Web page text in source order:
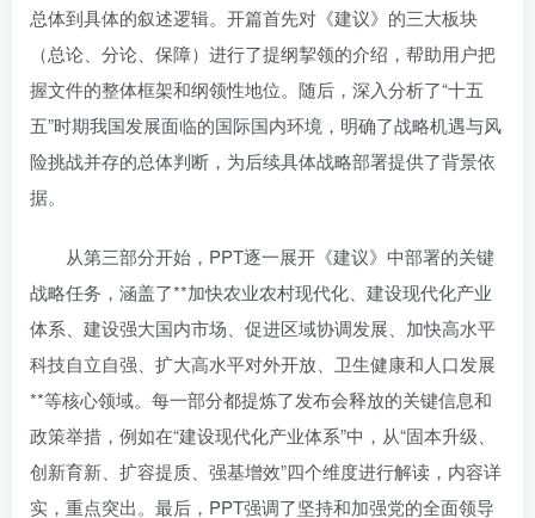
总体到具体的叙述逻辑。开篇首先对《建议》的三大板块
（总论、分论、保障）进行了提纲挈领的介绍，帮助用户把
握文件的整体框架和纲领性地位。随后，深入分析了“十五
五”时期我国发展面临的国际国内环境，明确了战略机遇与风
险挑战并存的总体判断，为后续具体战略部署提供了背景依
据。
从第三部分开始，PPT逐一展开《建议》中部署的关键
战略任务，涵盖了**加快农业农村现代化、建设现代化产业
体系、建设强大国内市场、促进区域协调发展、加快高水平
科技自立自强、扩大高水平对外开放、卫生健康和人口发展
**等核心领域。每一部分都提炼了发布会释放的关键信息和
政策举措，例如在“建设现代化产业体系”中，从“固本升级、
创新育新、扩容提质、强基增效”四个维度进行解读，内容详
实，重点突出。最后，PPT强调了坚持和加强党的全面领导